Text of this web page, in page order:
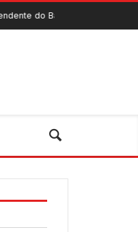
do Nordeste visita